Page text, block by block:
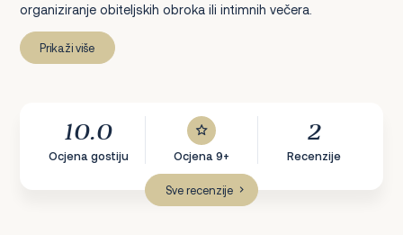
organiziranje obiteljskih obroka ili intimnih večera.
Prikaži više
10.0
Ocjena gostiju Ocjena 9+
2
Recenzije
Sve recenzije